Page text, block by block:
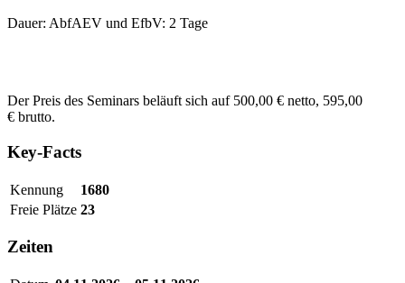
Dauer: AbfAEV und EfbV: 2 Tage
Der Preis des Seminars beläuft sich auf 500,00 € netto, 595,00
€ brutto.
Key-Facts
Kennung
1680
Freie Plätze 23
Zeiten